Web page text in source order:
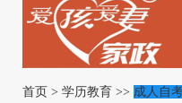
首页 > 学历教育 >> 成人自